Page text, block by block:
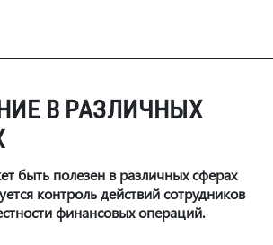
В РАЗЛИЧНЫХ
быть полезен в различных сферах
контроль действий сотрудников
финансовых операций.